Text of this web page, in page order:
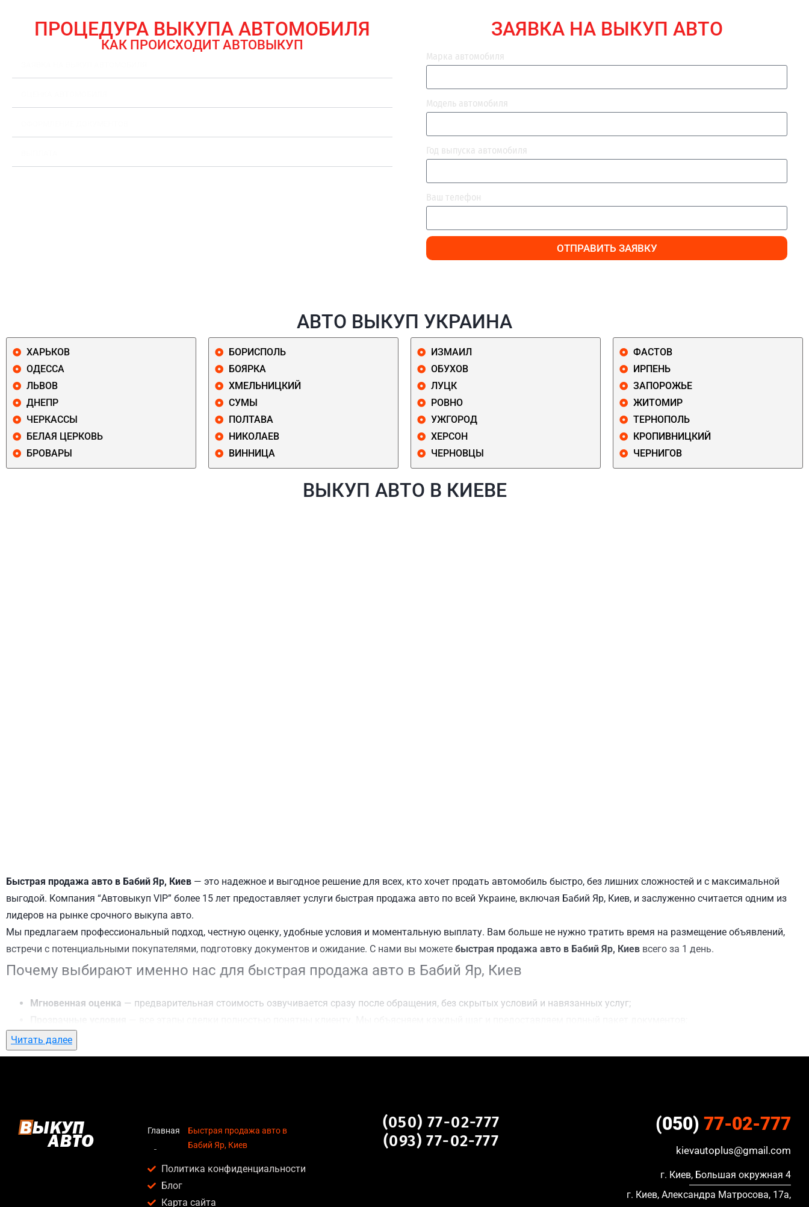
ПРОЦЕДУРА ВЫКУПА АВТОМОБИЛЯ
КАК ПРОИСХОДИТ АВТОВЫКУП
ЗАЯВКА НА ВЫКУП АВТО
Марка автомобиля
Модель автомобиля
Год выпуска автомобиля
Ваш телефон
ОТПРАВИТЬ ЗАЯВКУ
АВТО ВЫКУП УКРАИНА
ХАРЬКОВ
ОДЕССА
ЛЬВОВ
ДНЕПР
ЧЕРКАССЫ
БЕЛАЯ ЦЕРКОВЬ
БРОВАРЫ
БОРИСПОЛЬ
БОЯРКА
ХМЕЛЬНИЦКИЙ
СУМЫ
ПОЛТАВА
НИКОЛАЕВ
ВИННИЦА
ИЗМАИЛ
ОБУХОВ
ЛУЦК
РОВНО
УЖГОРОД
ХЕРСОН
ЧЕРНОВЦЫ
ФАСТОВ
ИРПЕНЬ
ЗАПОРОЖЬЕ
ЖИТОМИР
ТЕРНОПОЛЬ
КРОПИВНИЦКИЙ
ЧЕРНИГОВ
ВЫКУП АВТО В КИЕВЕ
Быстрая продажа авто в Бабий Яр, Киев — это надежное и выгодное решение для всех, кто хочет продать автомобиль быстро, без лишних сложностей и с максимальной
выгодой. Компания “Автовыкуп VIP” более 15 лет предоставляет услуги быстрая продажа авто по всей Украине, включая Бабий Яр, Киев, и заслуженно считается одним из
лидеров на рынке срочного выкупа авто.
Мы предлагаем профессиональный подход, честную оценку, удобные условия и моментальную выплату. Вам больше не нужно тратить время на размещение объявлений,
встречи с потенциальными покупателями, подготовку документов и ожидание. С нами вы можете быстрая продажа авто в Бабий Яр, Киев всего за 1 день.
Почему выбирают именно нас для быстрая продажа авто в Бабий Яр, Киев
Мгновенная оценка — предварительная стоимость озвучивается сразу после обращения, без скрытых условий и навязанных услуг;
Гибкий подход
Честные цены— предлагаем до 95% от рыночной стоимости даже за авто после аварии или с пробегом;
Кому подойдет быстрая продажа авто в Бабий Яр, Киев
Услуга быстрая продажа авто в Бабий Яр, Киев актуальна для:
Владельцев автомобилей после аварии, когда восстановление экономически нецелесообразно;
Читать далее
Главная
Быстрая продажа авто в
Бабий Яр, Киев
Политика конфиденциальности
Блог
Карта сайта
(050) 77-02-777
(093) 77-02-777
(050) 77-02-777
kievautoplus@gmail.com
г. Киев, Большая окружная 4
г. Киев, Александра Матросова, 17а,